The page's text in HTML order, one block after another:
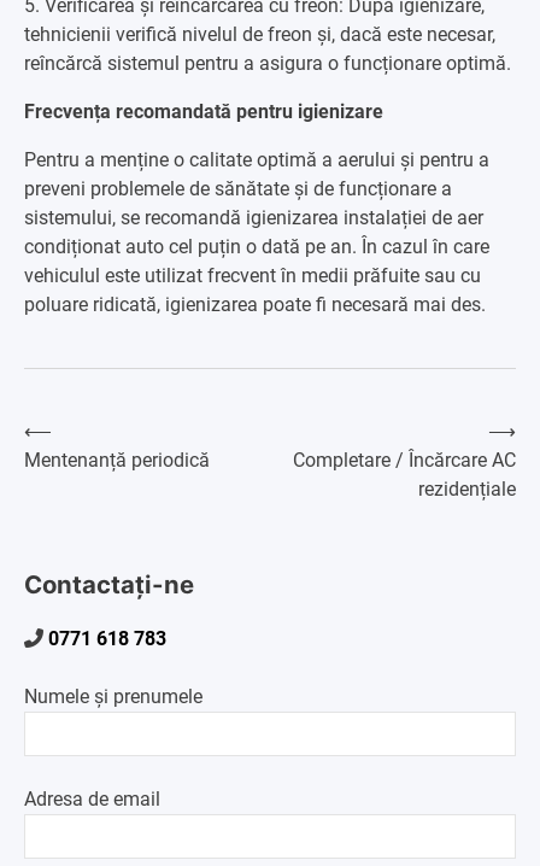
5. Verificarea și reîncărcarea cu freon: După igienizare,
tehnicienii verifică nivelul de freon și, dacă este necesar,
reîncărcă sistemul pentru a asigura o funcționare optimă.
Frecvența recomandată pentru igienizare
Pentru a menține o calitate optimă a aerului și pentru a
preveni problemele de sănătate și de funcționare a
sistemului, se recomandă igienizarea instalației de aer
condiționat auto cel puțin o dată pe an. În cazul în care
vehiculul este utilizat frecvent în medii prăfuite sau cu
poluare ridicată, igienizarea poate fi necesară mai des.
Navigare
articole
⟵
Mentenanță periodică
Completare / Încărcare AC
rezidențiale
⟶
Contactați-ne
0771 618 783
Numele și prenumele
Adresa de email